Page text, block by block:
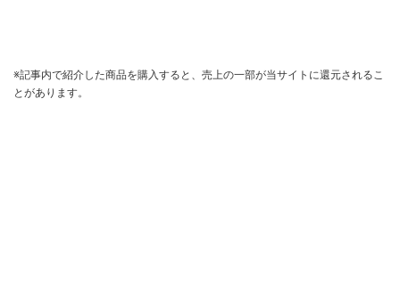
※記事内で紹介した商品を購入すると、売上の一部が当サイトに還元されるこ
とがあります。